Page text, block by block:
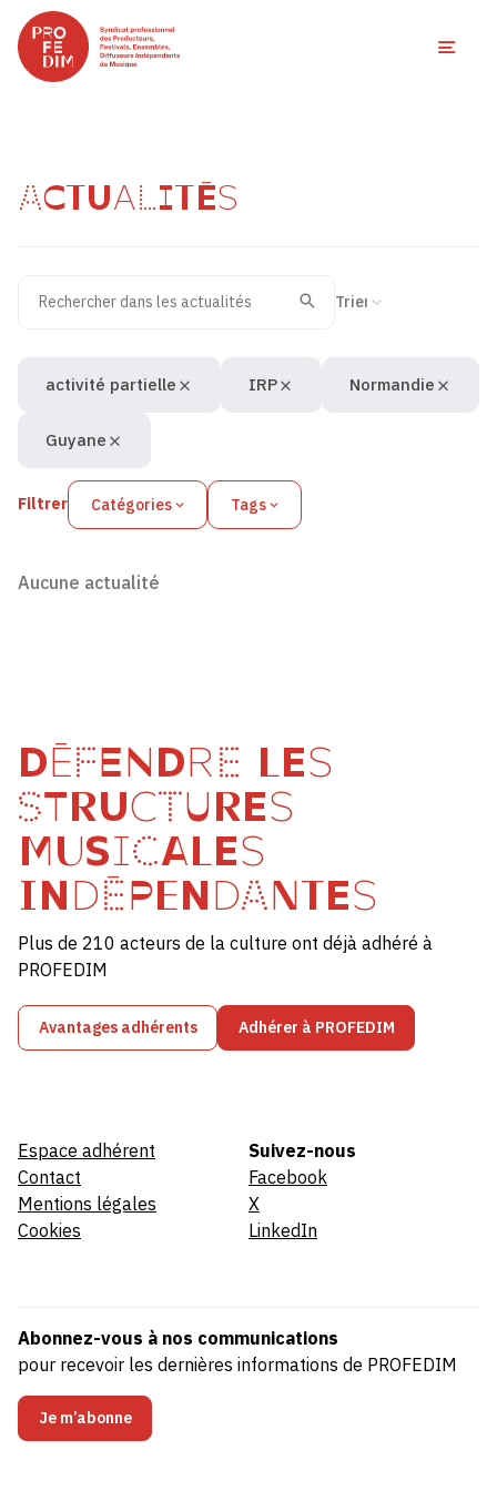
ACTUALITÉS
Recherche
Valider
Filtrer Catégories Tags
activité partielle IRP Normandie
Guyane
Aucune actualité
DÉFENDRE LES
STRUCTURES
MUSICALES
INDÉPENDANTES
Plus de 210 acteurs de la culture ont déjà adhéré à
PROFEDIM
Avantages adhérents Adhérer à PROFEDIM
Espace adhérent
Contact
Mentions légales
Cookies
Suivez-nous
Facebook
X
LinkedIn
Abonnez-vous à nos communications
pour recevoir les dernières informations de PROFEDIM
Je m’abonne